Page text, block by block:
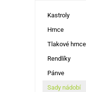
Kastroly
Hrnce
Tlakové hrnce
Rendlíky
Pánve
Sady nádobí